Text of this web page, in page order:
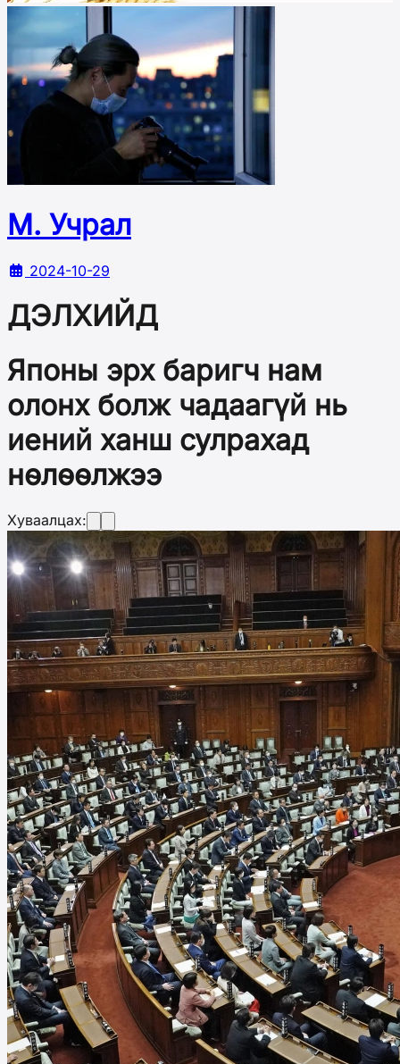
М. Учрал
2024-10-29
ДЭЛХИЙД
Японы эрх баригч нам
олонх болж чадаагүй нь
иений ханш сулрахад
нөлөөлжээ
Хуваалцах: